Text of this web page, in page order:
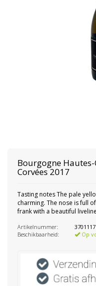
Bourgogne
Corvées 2017
Tasting notes The pale
charming. The nose is full
frank with a beautiful
Artikelnummer:
Beschikbaarheid:
Op